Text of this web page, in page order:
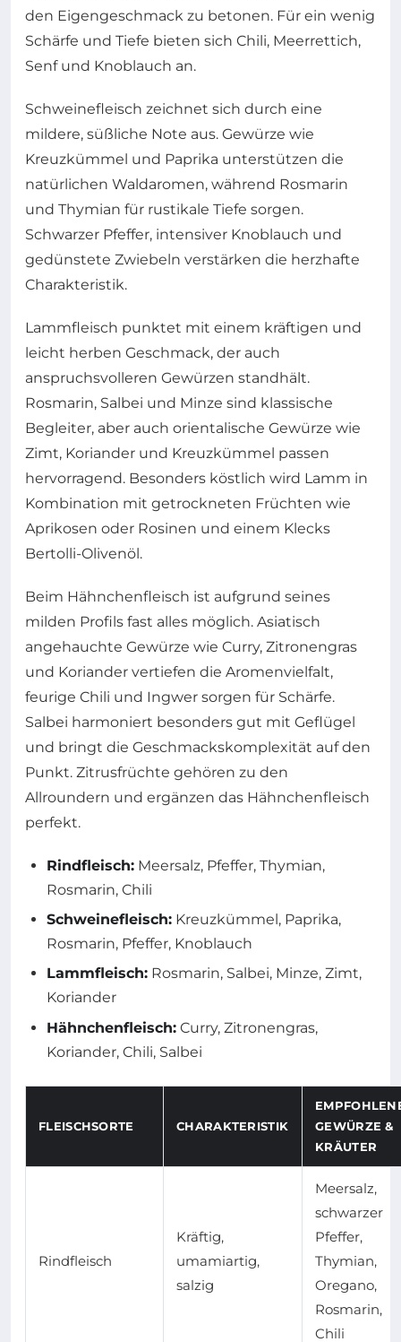
den Eigengeschmack zu betonen. Für ein wenig
Schärfe und Tiefe bieten sich Chili, Meerrettich,
Senf und Knoblauch an.
Schweinefleisch zeichnet sich durch eine
mildere, süßliche Note aus. Gewürze wie
Kreuzkümmel und Paprika unterstützen die
natürlichen Waldaromen, während Rosmarin
und Thymian für rustikale Tiefe sorgen.
Schwarzer Pfeffer, intensiver Knoblauch und
gedünstete Zwiebeln verstärken die herzhafte
Charakteristik.
Lammfleisch punktet mit einem kräftigen und
leicht herben Geschmack, der auch
anspruchsvolleren Gewürzen standhält.
Rosmarin, Salbei und Minze sind klassische
Begleiter, aber auch orientalische Gewürze wie
Zimt, Koriander und Kreuzkümmel passen
hervorragend. Besonders köstlich wird Lamm in
Kombination mit getrockneten Früchten wie
Aprikosen oder Rosinen und einem Klecks
Bertolli-Olivenöl.
Beim Hähnchenfleisch ist aufgrund seines
milden Profils fast alles möglich. Asiatisch
angehauchte Gewürze wie Curry, Zitronengras
und Koriander vertiefen die Aromenvielfalt,
feurige Chili und Ingwer sorgen für Schärfe.
Salbei harmoniert besonders gut mit Geflügel
und bringt die Geschmackskomplexität auf den
Punkt. Zitrusfrüchte gehören zu den
Allroundern und ergänzen das Hähnchenfleisch
perfekt.
Rindfleisch: Meersalz, Pfeffer, Thymian,
Rosmarin, Chili
Schweinefleisch: Kreuzkümmel, Paprika,
Rosmarin, Pfeffer, Knoblauch
Lammfleisch: Rosmarin, Salbei, Minze, Zimt,
Koriander
Hähnchenfleisch: Curry, Zitronengras,
Koriander, Chili, Salbei
FLEISCHSORTE CHARAKTERISTIK
GEWÜRZE &
KRÄUTER
Rindfleisch
Kräftig,
umamiartig,
salzig
Meersalz,
schwarzer
Pfeffer,
Thymian,
Oregano,
Rosmarin,
Chili